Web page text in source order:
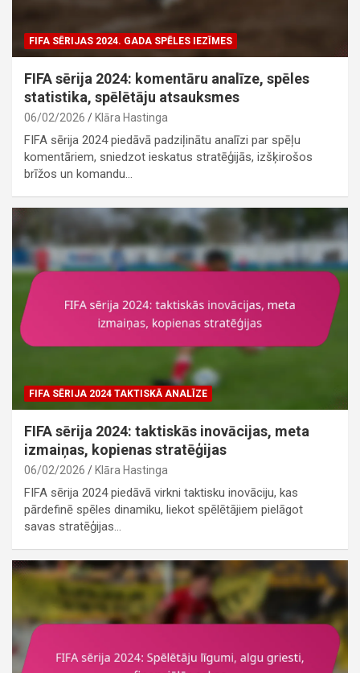
FIFA SĒRIJAS 2024. GADA SPĒLES IEZĪMES
FIFA sērija 2024: komentāru analīze, spēles
statistika, spēlētāju atsauksmes
06/02/2026 Klāra Hastinga
FIFA sērija 2024 piedāvā padziļinātu analīzi par spēļu
komentāriem, sniedzot ieskatus stratēģijās, izšķirošos
brīžos un komandu…
FIFA SĒRIJA 2024 TAKTISKĀ ANALĪZE
FIFA sērija 2024: taktiskās inovācijas, meta
izmaiņas, kopienas stratēģijas
06/02/2026 Klāra Hastinga
FIFA sērija 2024 piedāvā virkni taktisku inovāciju, kas
pārdefinē spēles dinamiku, liekot spēlētājiem pielāgot
savas stratēģijas…